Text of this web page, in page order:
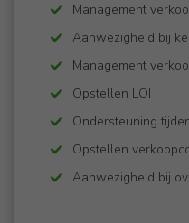
Management
​​​​​​Aanwezigheid bij
Management
Opstellen LOI
Ondersteuning
Opstellen
Aanwezigheid bij